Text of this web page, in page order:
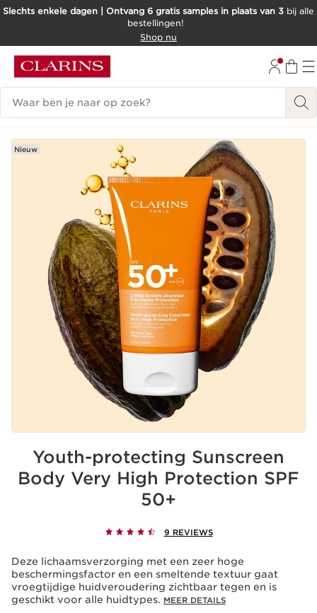
DOORGAAN NAAR INHOUD
Slechts enkele dagen | Ontvang 6 gratis samples in plaats van 3 bij alle
bestellingen!
Shop nu
Zoekgeschiedenis
Nieuw
Youth-protecting Sunscreen
Body Very High Protection SPF
50+
9 REVIEWS
Deze lichaamsverzorging met een zeer hoge
beschermingsfactor en een smeltende textuur gaat
vroegtijdige huidveroudering zichtbaar tegen en is
geschikt voor alle huidtypes. MEER DETAILS